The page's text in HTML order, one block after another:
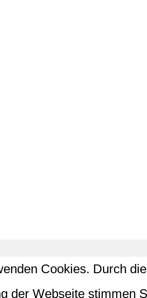
Cookies. Durch
der Webseite stimmen